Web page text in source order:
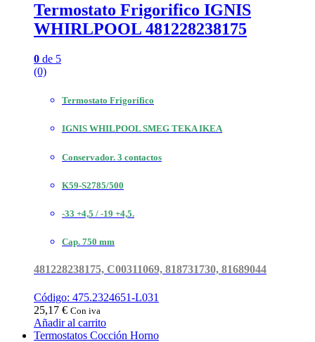
Termostato Frigorifico IGNIS
WHIRLPOOL 481228238175
0 de 5
(0)
Termostato Frigorífico
IGNIS WHILPOOL SMEG TEKA IKEA
Conservador. 3 contactos
K59-S2785/500
-33 +4,5 / -19 +4,5.
Cap. 750 mm
481228238175, C00311069, 818731730, 81689044
Código: 475.2324651-L031
25,17 € Con iva
Añadir al carrito
Termostatos Cocción Horno